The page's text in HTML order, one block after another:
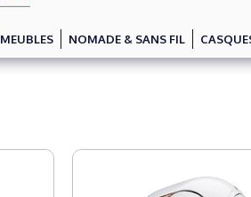
MEUBLES NOMADE & SANS FIL